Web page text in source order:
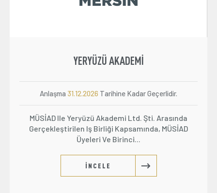
YERYÜZÜ AKADEMI
Anlaşma 31.12.2026 Tarihine Kadar Geçerlidir.
MÜSİAD Ile Yeryüzü Akademi Ltd. Şti. Arasında
Gerçekleştirilen Iş Birliği Kapsamında, MÜSİAD
Üyeleri Ve Birinci...
İNCELE